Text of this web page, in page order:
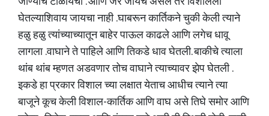
घेतल्याशिवाय जायचा नाही .घाबरून कार्तिकने चुकी केली त्याने
हळु हळु त्यांच्याच्यातून बाहेर पाऊल काढले आणि लगेच धावू
लागला .वाघाने ते पाहिले आणि तिकडे धाव घेतली. बाकीचे त्याला
थांब थांब म्हणत अडवणार तोच वाघाने त्याच्यावर झेप घेतली .
इकडे हा प्रकार विशाल च्या लक्षात येताच आधीच त्याने त्या
बाजूने कूच केली विशाल-कार्तिक आणि वाघ असे तिघे समोर आणि